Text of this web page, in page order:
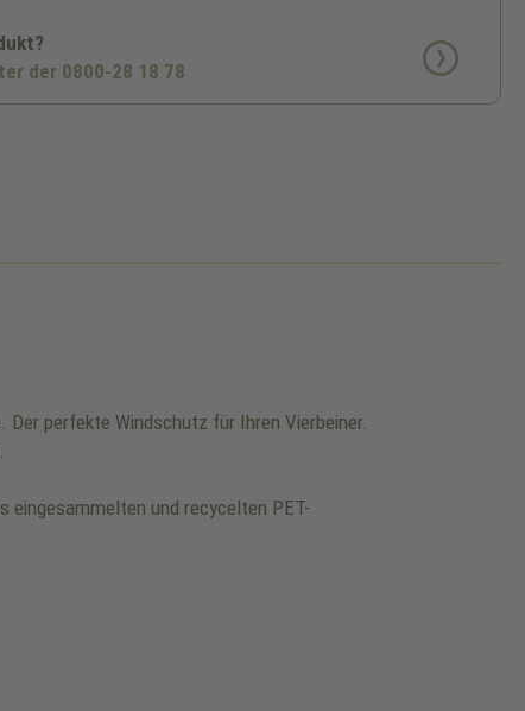
der 0800-28 18 78
perfekte Windschutz für Ihren Vierbeiner.
eingesammelten und recycelten PET-